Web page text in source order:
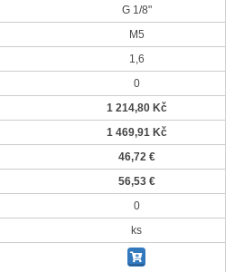
G 1/8"
M5
1,6
0
1 214,80 Kč
1 469,91 Kč
46,72 €
56,53 €
0
ks